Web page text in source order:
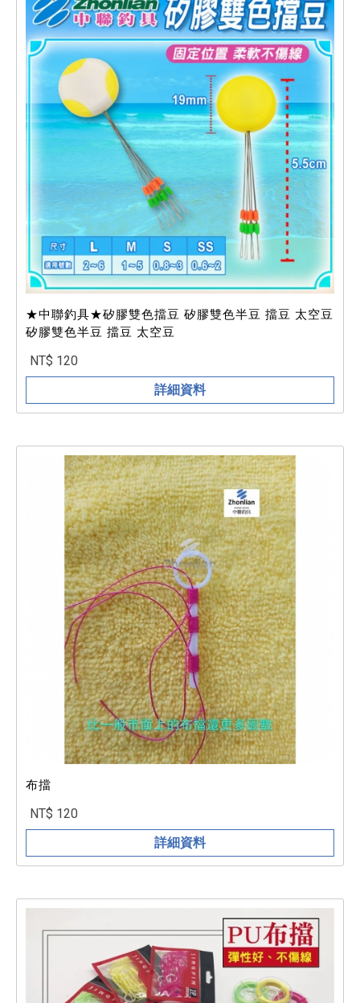
★中聯釣具★矽膠雙色擋豆 矽膠雙色半豆 擋豆 太空豆
矽膠雙色半豆 擋豆 太空豆
NT$ 120
詳細資料
布擋
NT$ 120
詳細資料